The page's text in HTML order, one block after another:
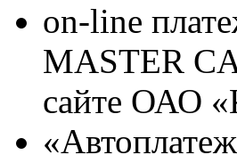
on-line
MASTER
сайте ОАО